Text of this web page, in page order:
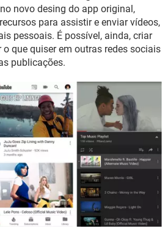
novo desing do app original,
para assistir e enviar vídeos,
pessoais. É possível, ainda, criar
que quiser em outras redes sociais
publicações.